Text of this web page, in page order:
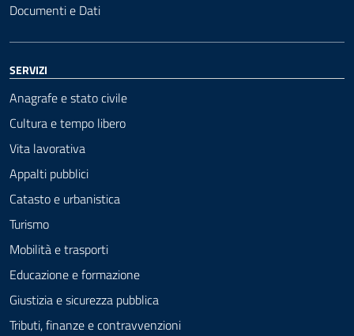
Documenti e Dati
SERVIZI
Anagrafe e stato civile
Cultura e tempo libero
Vita lavorativa
Appalti pubblici
Catasto e urbanistica
Turismo
Mobilità e trasporti
Educazione e formazione
Giustizia e sicurezza pubblica
Tributi, finanze e contravvenzioni